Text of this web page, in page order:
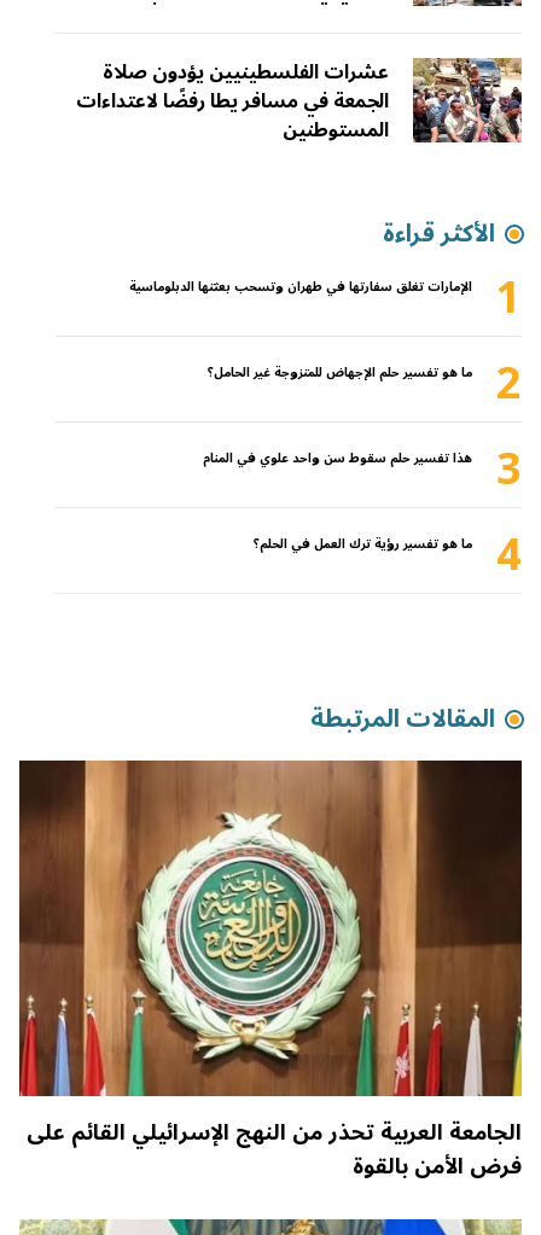
عشرات الفلسطينيين يؤدون صلاة
الجمعة في مسافر يطا رفضًا لاعتداءات
المستوطنين
الأكثر قراءة
1 الإمارات تغلق سفارتها في طهران وتسحب بعثتها الدبلوماسية
2 ما هو تفسير حلم الإجهاض للمتزوجة غير الحامل؟
3 هذا تفسير حلم سقوط سن واحد علوي في المنام
4 ما هو تفسير رؤية ترك العمل في الحلم؟
المقالات المرتبطة
الجامعة العربية تحذر من النهج الإسرائيلي القائم على
فرض الأمن بالقوة